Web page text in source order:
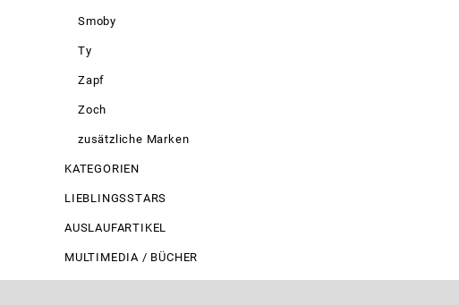
Smoby
Ty
Zapf
Zoch
zusätzliche Marken
KATEGORIEN
LIEBLINGSSTARS
AUSLAUFARTIKEL
MULTIMEDIA / BÜCHER